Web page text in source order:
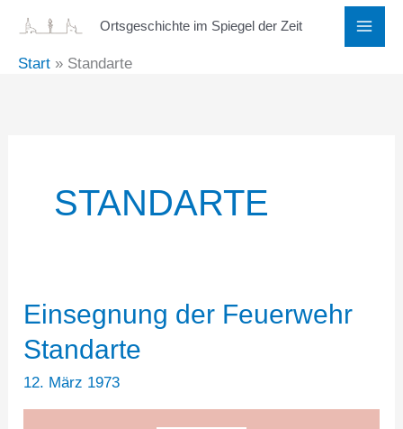
springen
Ortsgeschichte im Spiegel der Zeit
Start Standarte
STANDARTE
Einsegnung der Feuerwehr
Standarte
12. März 1973